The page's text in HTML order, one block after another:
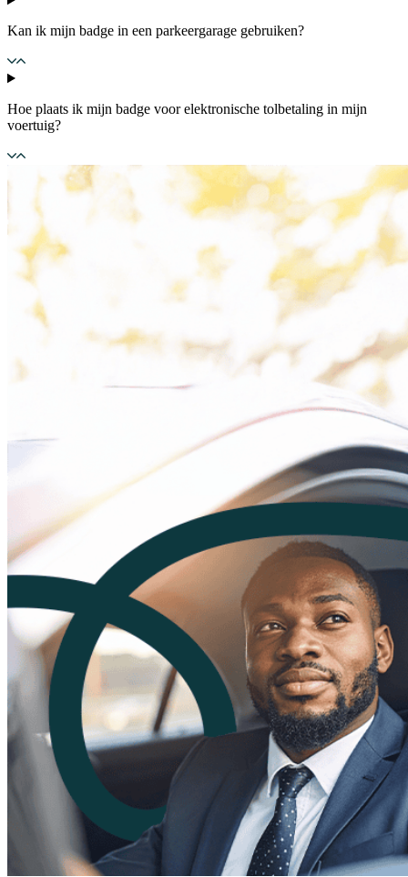
Kan ik mijn badge in een parkeergarage gebruiken?
Hoe plaats ik mijn badge voor elektronische tolbetaling in mijn
voertuig?